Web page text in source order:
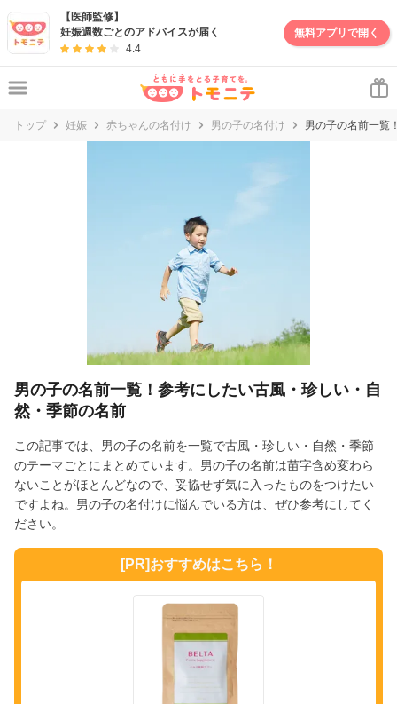
【医師監修】
妊娠週数ごとのアドバイスが届く
4.4
無料アプリで開く
トップ 妊娠 赤ちゃんの名付け 男の子の名付け 男の子の名前一覧
男の子の名前一覧！参考にしたい古風・珍しい・自
然・季節の名前
この記事では、男の子の名前を一覧で古風・珍しい・自然・季節
のテーマごとにまとめています。男の子の名前は苗字含め変わら
ないことがほとんどなので、妥協せず気に入ったものをつけたい
ですよね。男の子の名付けに悩んでいる方は、ぜひ参考にしてく
ださい。
[PR]おすすめはこちら！